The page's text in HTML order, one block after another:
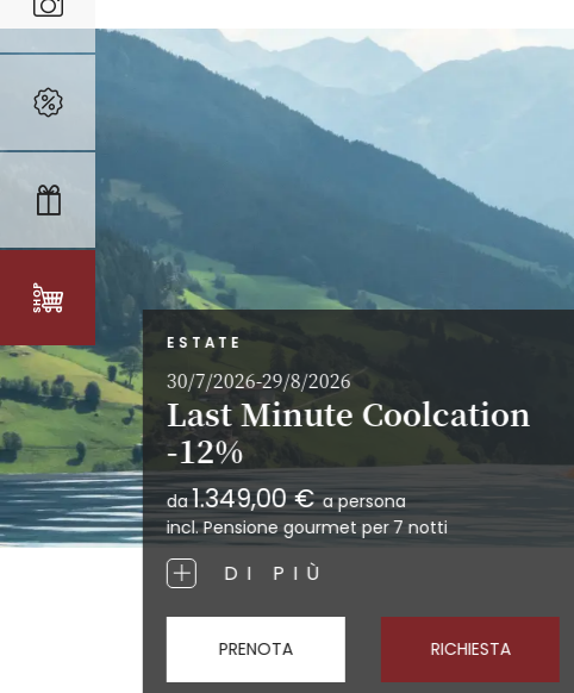
ESTATE
30/7/2026-29/8/2026
Last Minute Coolcation
-12%
da1.349,00 €a persona
incl. Pensione gourmet per7 notti
DI PIÙ
PRENOTA RICHIESTA